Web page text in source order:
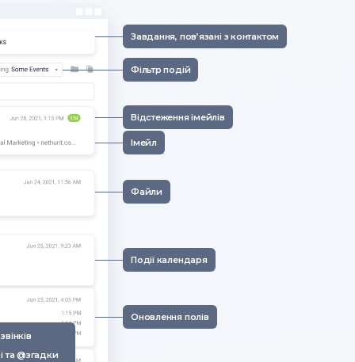
Завдання, пов’язані з контактом
Фільтр подій
Відстеження імейлів
Імейл
Файли
Події календаря
Оновлення полів
та @згадки